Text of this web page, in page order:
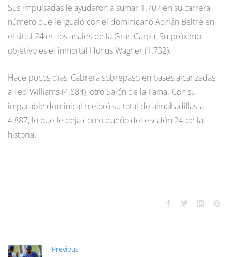
Sus impulsadas le ayudaron a sumar 1.707 en su carrera,
número que le igualó con el dominicano Adrián Beltré en
el sitial 24 en los anales de la Gran Carpa. Su próximo
objetivo es el inmortal Honus Wagner (1.732).
Hace pocos días, Cabrera sobrepasó en bases alcanzadas
a Ted Williams (4.884), otro Salón de la Fama. Con su
imparable dominical mejoró su total de almohadillas a
4.887, lo que le deja como dueño del escalón 24 de la
historia.
Previous